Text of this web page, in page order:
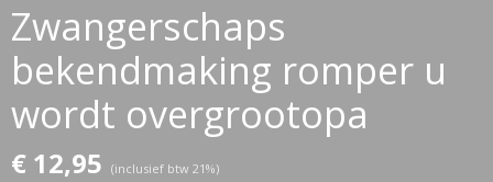
Zwangerschaps
bekendmaking romper u
wordt overgrootopa
€ 12,95 (inclusief btw 21%)